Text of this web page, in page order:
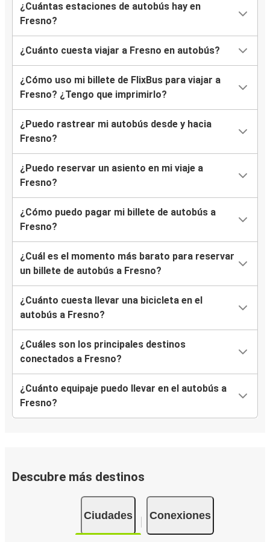
¿Cuántas estaciones de autobús hay en
Fresno?
¿Cuánto cuesta viajar a Fresno en autobús?
¿Cómo uso mi billete de FlixBus para viajar a
Fresno? ¿Tengo que imprimirlo?
¿Puedo rastrear mi autobús desde y hacia
Fresno?
¿Puedo reservar un asiento en mi viaje a
Fresno?
¿Cómo puedo pagar mi billete de autobús a
Fresno?
¿Cuál es el momento más barato para reservar
un billete de autobús a Fresno?
¿Cuánto cuesta llevar una bicicleta en el
autobús a Fresno?
¿Cuáles son los principales destinos
conectados a Fresno?
¿Cuánto equipaje puedo llevar en el autobús a
Fresno?
Descubre más destinos
Ciudades Conexiones